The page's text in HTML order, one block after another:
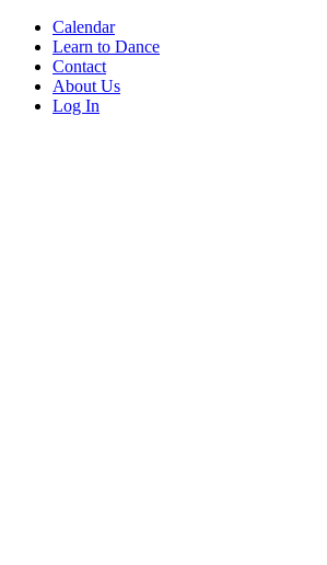
Calendar
Learn to Dance
Contact
About Us
Log In